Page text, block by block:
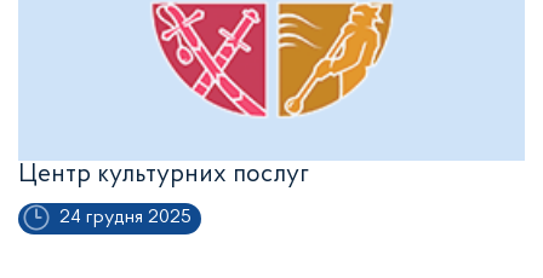
Центр культурних послуг
24 грудня 2025